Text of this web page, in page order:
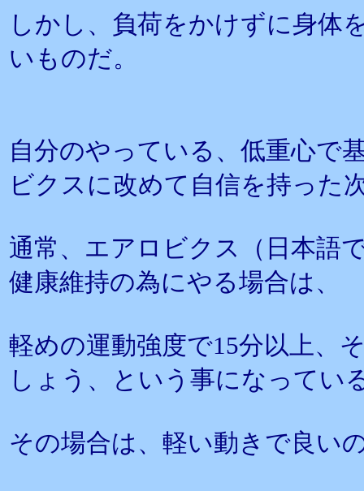
しかし、負荷をかけずに身体
いものだ。
自分のやっている、低重心で
ビクスに改めて自信を持った
通常、エアロビクス（日本語
健康維持の為にやる場合は、
軽めの運動強度で15分以上、
しょう、という事になってい
その場合は、軽い動きで良い